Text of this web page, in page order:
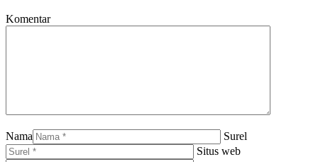
Komentar
Nama
Surel
Situs web